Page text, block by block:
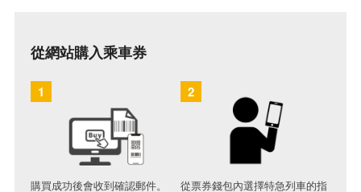
從網站購入乘車券
1
購買成功後會收到確認郵件。
2
從票券錢包內選擇特急列車的指